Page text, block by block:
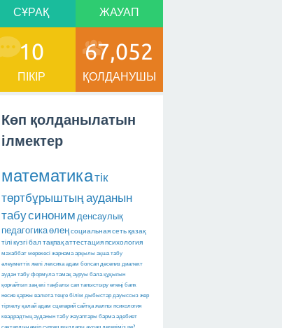
СҰРАҚ ЖАУАП
10
ПІКІР
67,052
ҚОЛДАНУШЫ
Көп қолданылатын
ілмектер
математикатік
төртбұрыштың ауданын
табусиноним денсаулық
педагогикаөлеңсоциальная сетьқазақ
тілікүзгі балтақпақаттестацияпсихология
махаббат мерекесі жарнама арқылы ақша табу
әлеуметтік желі лексика адам болсан десениз диалект
аудан табу формула тамақ ауруы бала құқығын
қорғайтын заң екі таңбалы сан таныстыру өлеңі банк
несие қаржы валюта теңге білім дыбыстар дауыссыз жер
тіркелу қалай адам сценарий сайтқа жалпы психология
квадрадтың ауданын табу жауаптары барма әдебиет
сақтардың өмір сүрген жылдары аудан дегеніміз не?